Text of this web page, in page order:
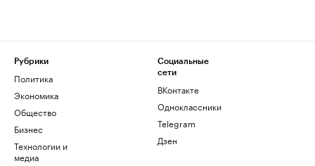
Рубрики
Политика
Экономика
Общество
Бизнес
Технологии и
медиа
Социальные
сети
ВКонтакте
Одноклассники
Telegram
Дзен